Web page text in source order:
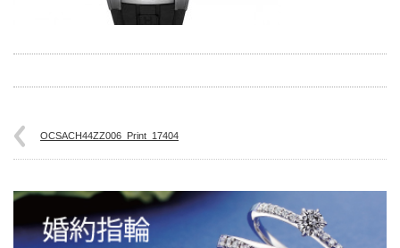
OCSACH44ZZ006_Print_17404